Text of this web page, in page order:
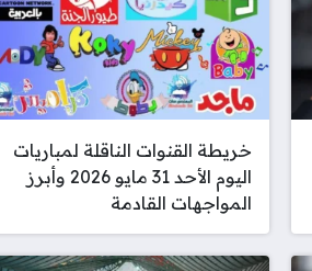
خريطة القنوات الناقلة لمباريات
اليوم الأحد 31 مايو 2026 وأبرز
المواجهات القادمة